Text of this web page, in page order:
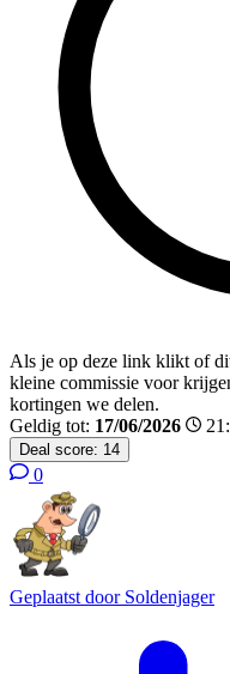
Als je op deze link klikt of
kleine commissie voor
kortingen we delen.
Geldig tot: 17/06/2026
Deal score: 14
0
Geplaatst door Soldenjager